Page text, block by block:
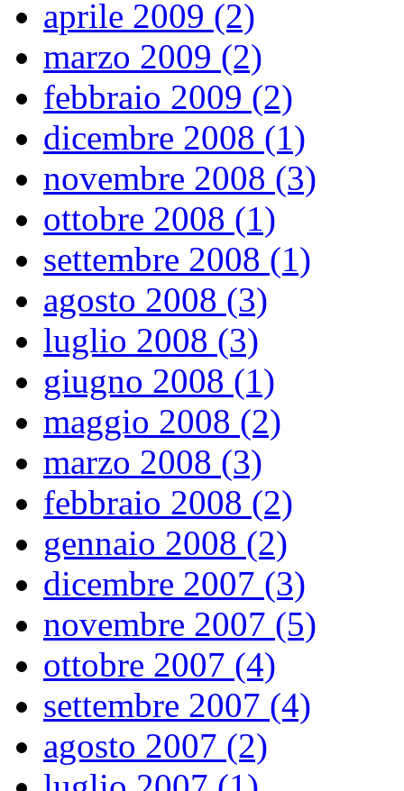
aprile 2009 (2)
marzo 2009 (2)
febbraio 2009 (2)
dicembre 2008 (1)
novembre 2008 (3)
ottobre 2008 (1)
settembre 2008 (1)
agosto 2008 (3)
luglio 2008 (3)
giugno 2008 (1)
maggio 2008 (2)
marzo 2008 (3)
febbraio 2008 (2)
gennaio 2008 (2)
dicembre 2007 (3)
novembre 2007 (5)
ottobre 2007 (4)
settembre 2007 (4)
agosto 2007 (2)